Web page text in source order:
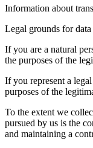
Information about
Legal grounds for
If you are a natural
the purposes of the
If you represent a
purposes of the
To the extent we
pursued by us is the
and maintaining a